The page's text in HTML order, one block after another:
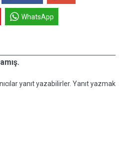
WhatsApp
yanıt yazabilirler. Yanıt yazmak